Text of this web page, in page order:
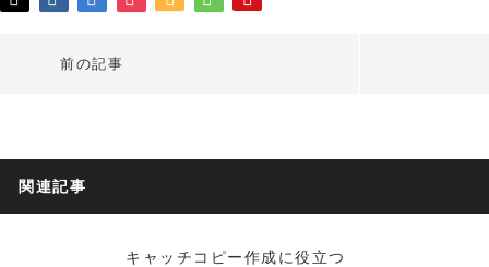
前の記事
関連記事
キャッチコピー作成に役立つ